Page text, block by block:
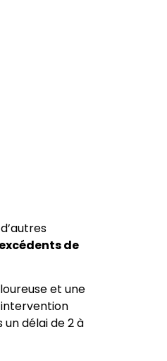
de
et une
délai de 2 à